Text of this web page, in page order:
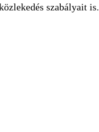
szabályait is.